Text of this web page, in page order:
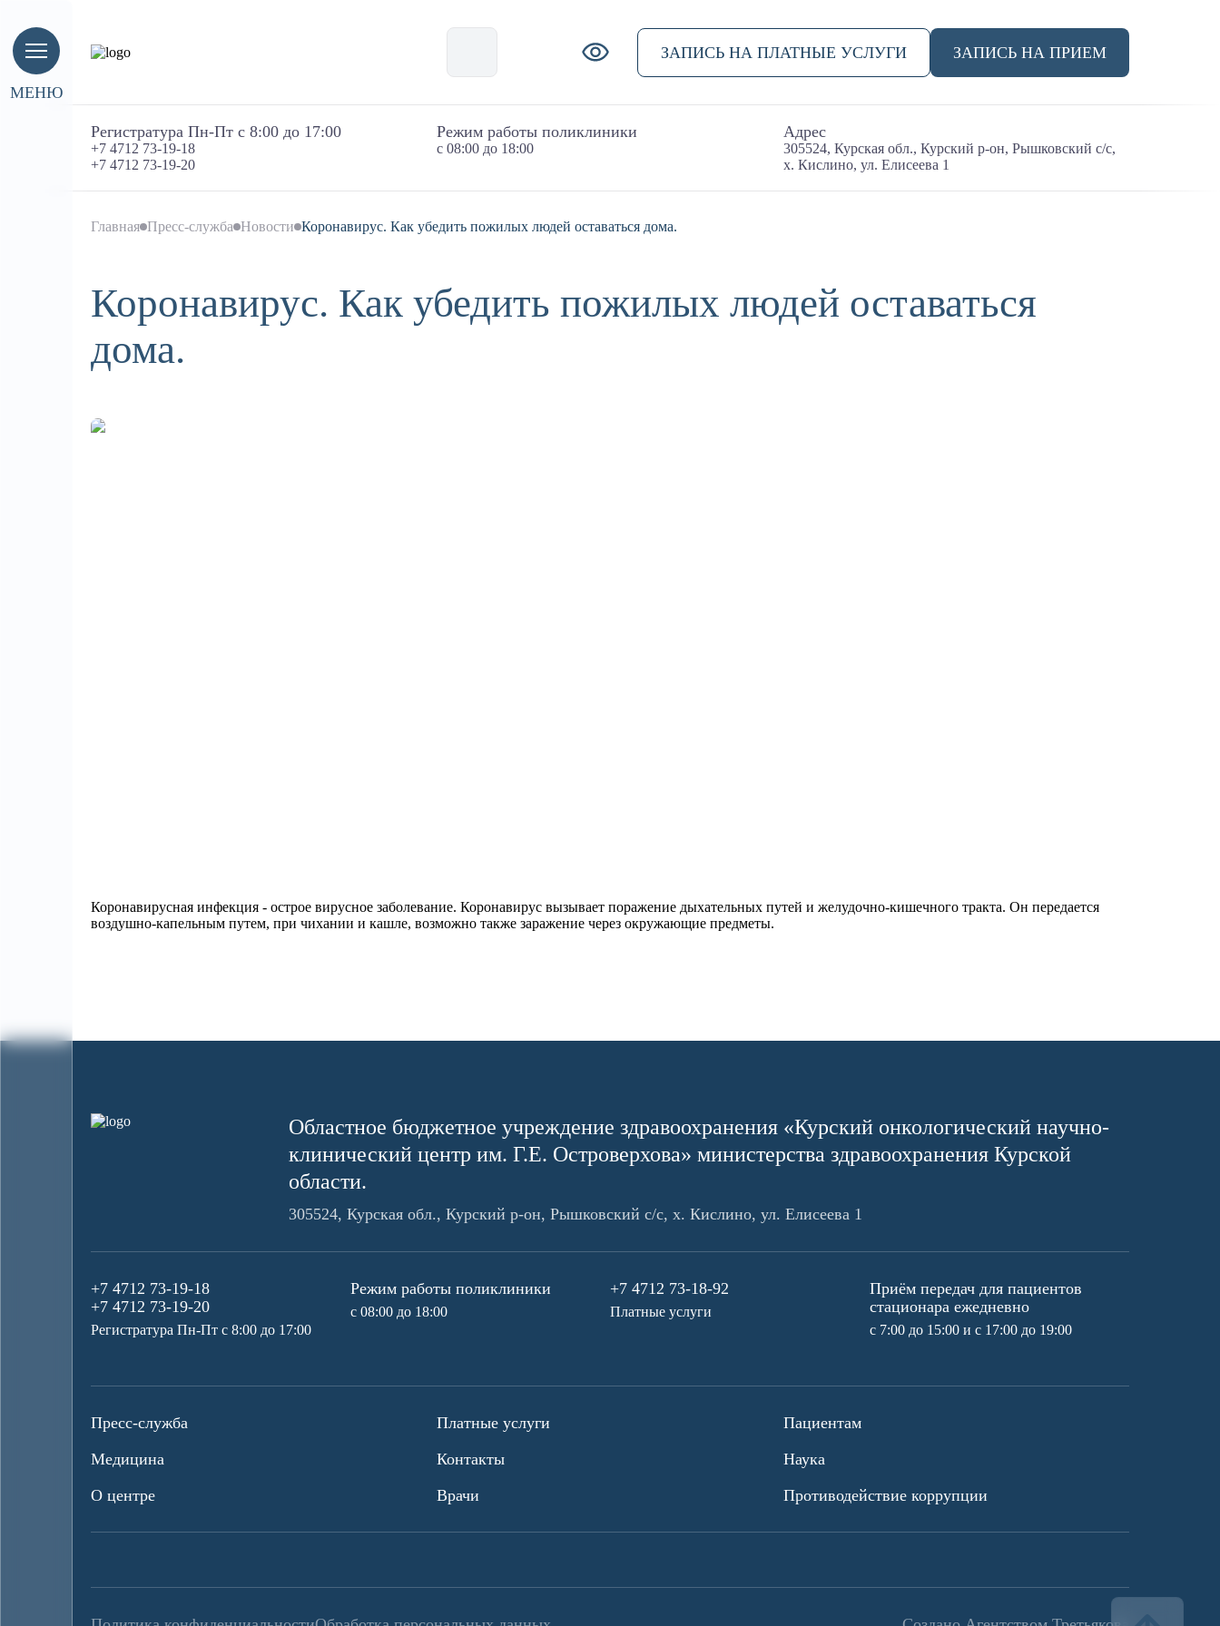
МЕНЮ
ЗАПИСЬ НА ПЛАТНЫЕ УСЛУГИ ЗАПИСЬ НА ПРИЕМ
Регистратура Пн-Пт с 8:00 до 17:00
+7 4712 73-19-18
+7 4712 73-19-20
Режим работы поликлиники
с 08:00 до 18:00
Адрес
305524, Курская обл., Курский р-он, Рышковский с/с,
х. Кислино, ул. Елисеева 1
Главная Пресс-служба Новости Коронавирус. Как убедить пожилых людей оставаться дома.
Коронавирус. Как убедить пожилых людей оставаться
дома.
Коронавирусная инфекция - острое вирусное заболевание. Коронавирус вызывает поражение дыхательных путей и желудочно-кишечного тракта. Он передается
воздушно-капельным путем, при чихании и кашле, возможно также заражение через окружающие предметы.
Областное бюджетное учреждение здравоохранения «Курский онкологический научно-
клинический центр им. Г.Е. Островерхова» министерства здравоохранения Курской
области.
305524, Курская обл., Курский р-он, Рышковский с/с, х. Кислино, ул. Елисеева 1
+7 4712 73-19-18
+7 4712 73-19-20
Регистратура Пн-Пт с 8:00 до 17:00
Режим работы поликлиники
с 08:00 до 18:00
+7 4712 73-18-92
Платные услуги
Приём передач для пациентов
стационара ежедневно
с 7:00 до 15:00 и с 17:00 до 19:00
Пресс-служба Платные услуги
Пациентам
Медицина
Контакты
Наука
О центре
Врачи Противодействие коррупции